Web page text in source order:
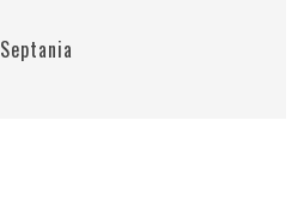
Septania